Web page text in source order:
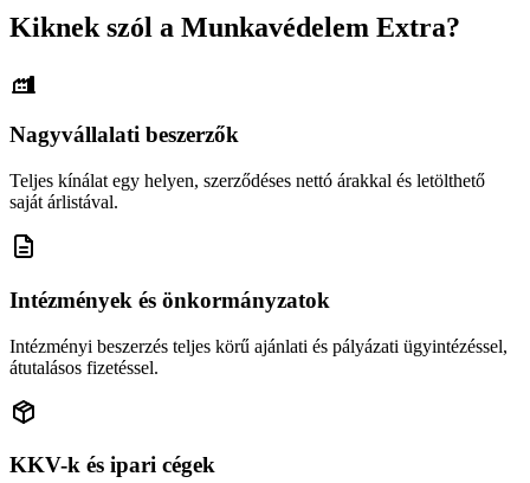
Kiknek szól a Munkavédelem Extra?
Nagyvállalati beszerzők
Teljes kínálat egy helyen, szerződéses nettó árakkal és letölthető
saját árlistával.
Intézmények és önkormányzatok
Intézményi beszerzés teljes körű ajánlati és pályázati ügyintézéssel,
átutalásos fizetéssel.
KKV-k és ipari cégek